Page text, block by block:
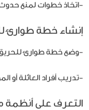
-اتخاذ خطوات لمنع حدوث
إنشاء خطة طوارئ
-وضع خطة طوارئ للحريق
-تدريب أفراد العائلة
التعرف على أنظمة